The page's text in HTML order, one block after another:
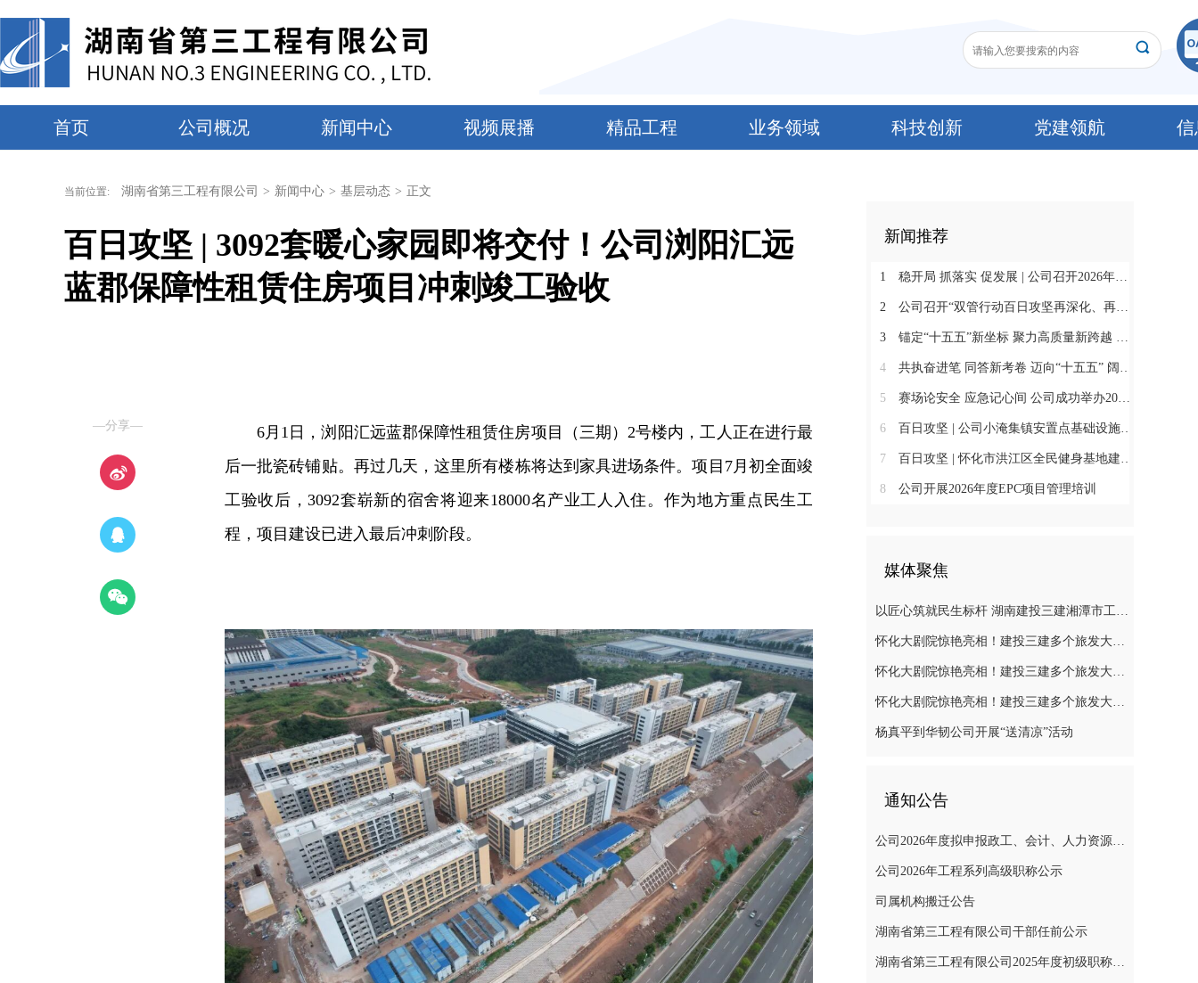
首页 公司概况 新闻中心 视频展播 精品工程 业务领域 科技创新 党建领航 信
当前位置: 湖南省第三工程有限公司 > 新闻中心 > 基层动态 > 正文
百日攻坚 | 3092套暖心家园即将交付！公司浏阳汇远
蓝郡保障性租赁住房项目冲刺竣工验收
—分享—
6月1日，浏阳汇远蓝郡保障性租赁住房项目（三期）2号楼内，工人正在进行最
后一批瓷砖铺贴。再过几天，这里所有楼栋将达到家具进场条件。项目7月初全面竣
工验收后，3092套崭新的宿舍将迎来18000名产业工人入住。作为地方重点民生工
程，项目建设已进入最后冲刺阶段。
新闻推荐
1 稳开局 抓落实 促发展 | 公司召开2026年一季度经济运行分析会、一季度“双管行动”检查暨综合大检查通报会
2 公司召开“双管行动百日攻坚再深化、再提升”专项活动启动会
3 锚定“十五五”新坐标 聚力高质量新跨越 公司五届三次职工（工会会员）代表大会暨2026年工作会胜利召开
4 共执奋进笔 同答新考卷 迈向“十五五” 阔步新征程 公司2026新年贺词
5 赛场论安全 应急记心间 公司成功举办2026年安全生产演讲比赛
6 百日攻坚 | 公司小淹集镇安置点基础设施建设工程项目打造努力示范标杆
7 百日攻坚 | 怀化市洪江区全民健身基地建设项目：用百日匠心 为10万群众建一座家门口的健身乐园
8 公司开展2026年度EPC项目管理培训
媒体聚焦
以匠心筑就民生标杆 湖南建投三建湘潭市工人文化宫项目顺利竣工验收
怀化大剧院惊艳亮相！建投三建多个旅发大会项目提前达到交付标准
怀化大剧院惊艳亮相！建投三建多个旅发大会项目提前达到交付标准
怀化大剧院惊艳亮相！建投三建多个旅发大会项目提前达到交付标准
杨真平到华韧公司开展“送清凉”活动
通知公告
公司2026年度拟申报政工、会计、人力资源管理、经济系列中高级职称人员基本情况公示
公司2026年工程系列高级职称公示
司属机构搬迁公告
湖南省第三工程有限公司干部任前公示
湖南省第三工程有限公司2025年度初级职称认定结果公示